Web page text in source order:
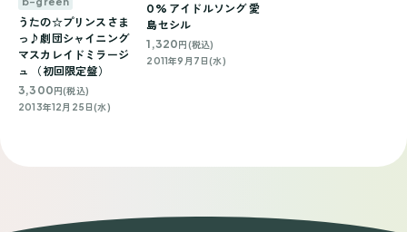
うたの☆プリンスさま
っ♪劇団シャイニング
マスカレイドミラージ
ュ （初回限定盤）
3,300 円(税込)
2013年12月25日(水)
0% アイドルソング 愛
島セシル
1,320円(税込)
2011年9月7日(水)